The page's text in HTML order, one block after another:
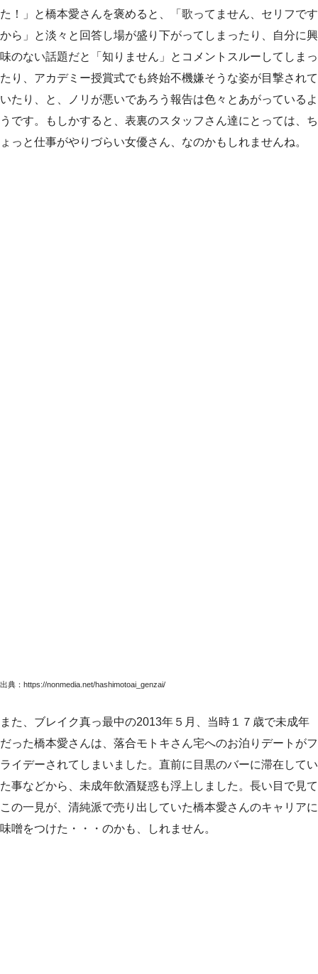
た！」と橋本愛さんを褒めると、「歌ってません、セリフです
から」と淡々と回答し場が盛り下がってしまったり、自分に興
味のない話題だと「知りません」とコメントスルーしてしまっ
たり、アカデミー授賞式でも終始不機嫌そうな姿が目撃されて
いたり、と、ノリが悪いであろう報告は色々とあがっているよ
うです。もしかすると、表裏のスタッフさん達にとっては、ち
ょっと仕事がやりづらい女優さん、なのかもしれませんね。
出典：https://nonmedia.net/hashimotoai_genzai/
また、ブレイク真っ最中の2013年５月、当時１７歳で未成年
だった橋本愛さんは、落合モトキさん宅へのお泊りデートがフ
ライデーされてしまいました。直前に目黒のバーに滞在してい
た事などから、未成年飲酒疑惑も浮上しました。長い目で見て
この一見が、清純派で売り出していた橋本愛さんのキャリアに
味噌をつけた・・・のかも、しれません。